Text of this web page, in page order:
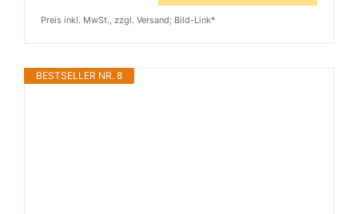
Preis inkl. MwSt., zzgl. Versand; Bild-Link*
BESTSELLER NR. 8